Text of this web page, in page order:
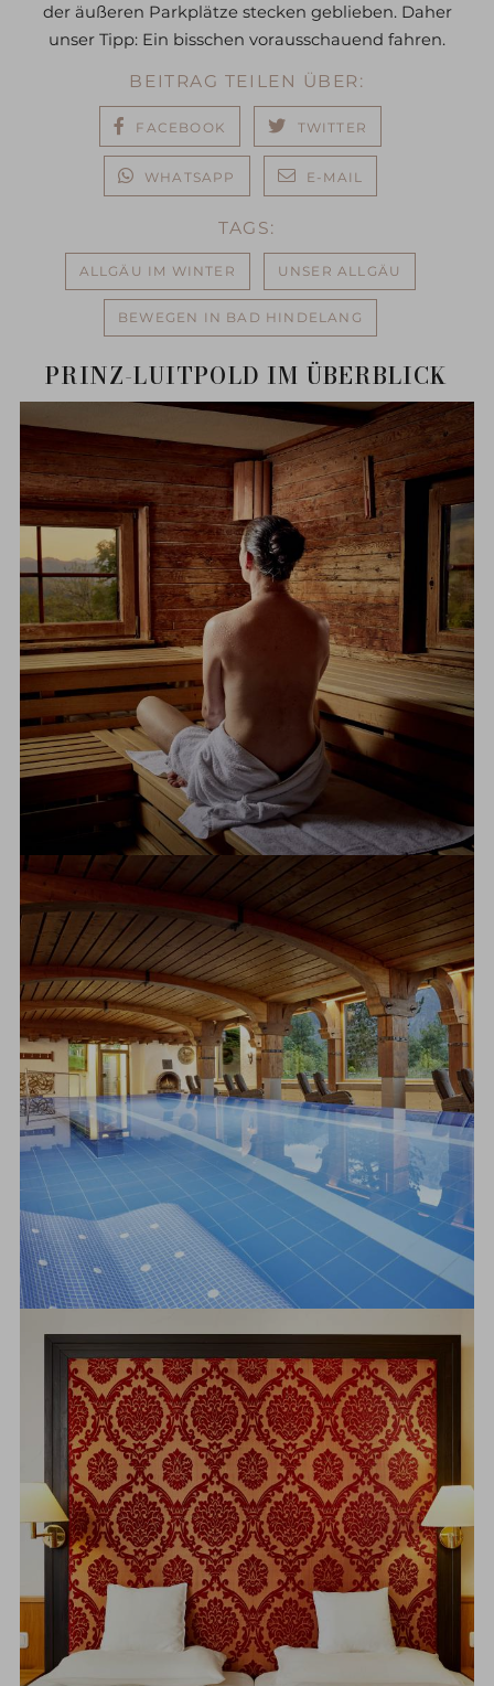
der äußeren Parkplätze stecken geblieben. Daher
unser Tipp: Ein bisschen vorausschauend fahren.
BEITRAG TEILEN ÜBER:
FACEBOOK TWITTER
WHATSAPP E-MAIL
TAGS:
ALLGÄU IM WINTER UNSER ALLGÄU
BEWEGEN IN BAD HINDELANG
PRINZ-LUITPOLD IM ÜBERBLICK